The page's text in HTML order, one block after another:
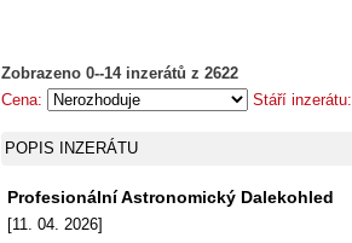
Zobrazeno 0--14 inzerátů z 2622
Cena:
Stáří inzerátu:
POPIS INZERÁTU
Profesionální Astronomický Dalekohled
[11. 04. 2026]